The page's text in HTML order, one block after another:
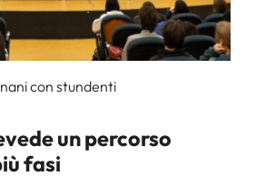
con stundenti
un percorso
fasi